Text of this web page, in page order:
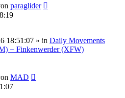
paraglider
18:51:07 » in Daily Movements
+ Finkenwerder (XFW)
MAD